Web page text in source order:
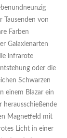
Tausenden von
Farben
Galaxienarten
infrarote
oder die
Schwarzen
einem Blazar ein
herausschießende
Magnetfeld mit
Licht in einer